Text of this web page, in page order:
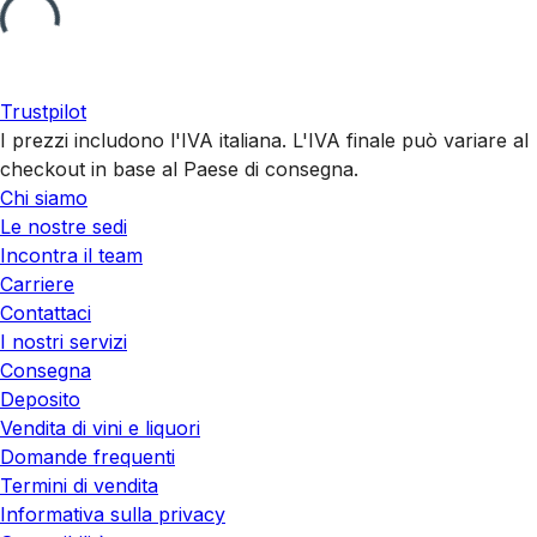
Trustpilot
I prezzi includono l'IVA italiana. L'IVA finale può variare al
checkout in base al Paese di consegna.
Chi siamo
Le nostre sedi
Incontra il team
Carriere
Contattaci
I nostri servizi
Consegna
Deposito
Vendita di vini e liquori
Domande frequenti
Termini di vendita
Informativa sulla privacy